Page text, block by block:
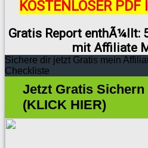
KOSTENLOSER PDF
Gratis Report enthÃ¼llt:
mit Affiliate
Sichere dir jetzt Gratis mein
Checkliste
Jetzt Gratis Sichern
(KLICK HIER)